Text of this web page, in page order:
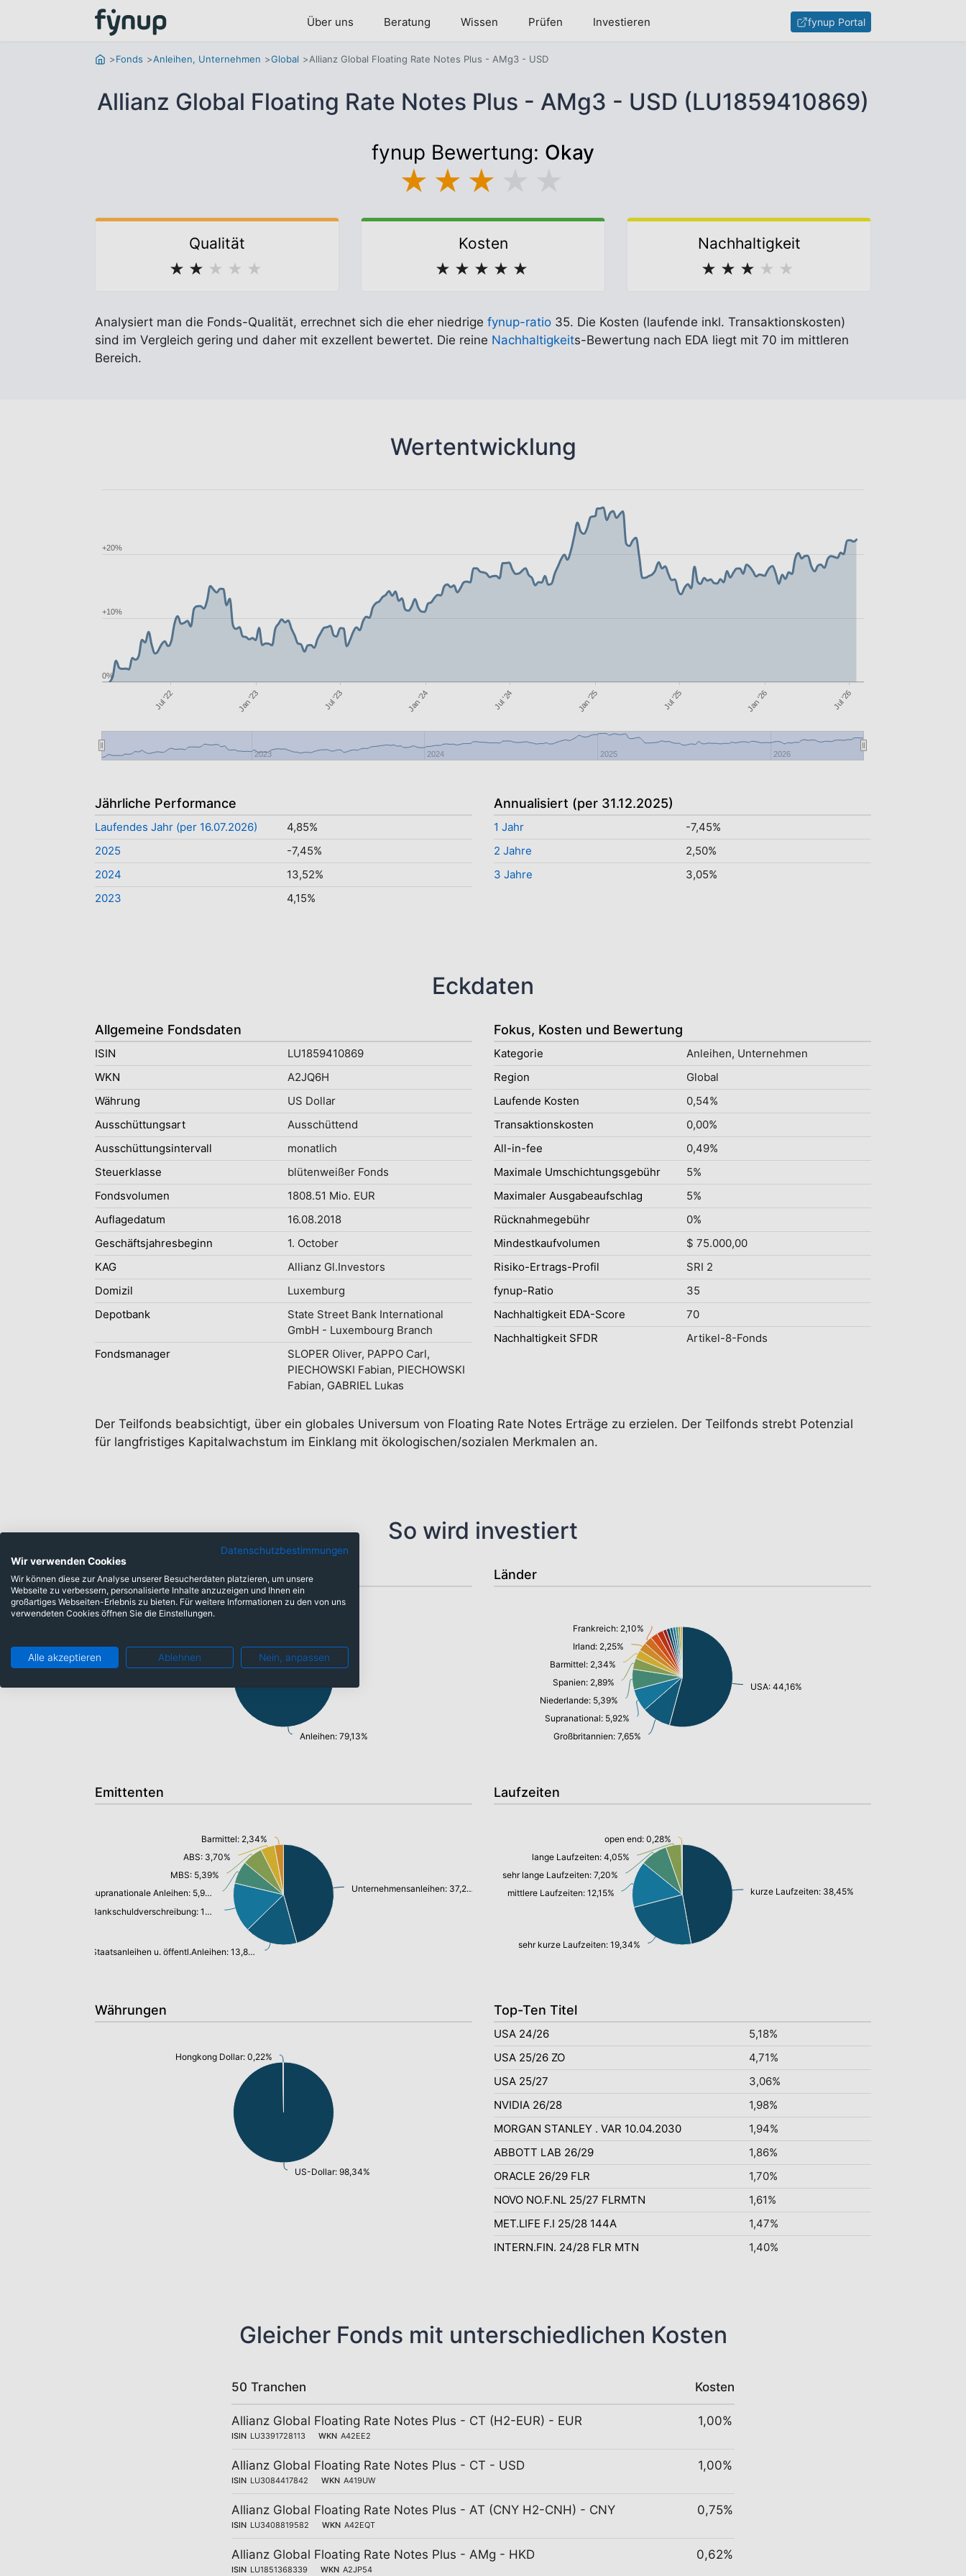
Über uns Beratung Wissen Prüfen Investieren fynup Portal
Fonds Anleihen, Unternehmen Global Allianz Global Floating Rate Notes Plus - AMg3 - USD
Allianz Global Floating Rate Notes Plus - AMg3 - USD (LU1859410869)
fynup Bewertung: Okay
★ ★ ★
Qualität
★ ★ ★ ★ ★
Kosten
★ ★ ★ ★ ★
Nachhaltigkeit
★ ★ ★ ★ ★
Analysiert man die Fonds-Qualität, errechnet sich die eher niedrige fynup-ratio 35. Die Kosten (laufende inkl. Transaktionskosten)
sind im Vergleich gering und daher mit exzellent bewertet. Die reine Nachhaltigkeits-Bewertung nach EDA liegt mit 70 im mittleren
Bereich.
Wertentwicklung
Jul '22 Jan '23 Jul '23 Jan '24 Jul '24 Jan '25 Jul '25 Jan '26 Jul '26
2023 2024 2025 2026
0%
+10%
+20%
Jährliche Performance
Laufendes Jahr (per 16.07.2026)
4,85%
2025
-7,45%
2024
13,52%
2023
4,15%
Annualisiert (per 31.12.2025)
1 Jahr
-7,45%
2 Jahre
2,50%
3 Jahre
3,05%
Eckdaten
Allgemeine Fondsdaten
ISIN
LU1859410869
WKN
A2JQ6H
Währung
US Dollar
Ausschüttungsart
Ausschüttend
Ausschüttungsintervall
monatlich
Steuerklasse
blütenweißer Fonds
Fondsvolumen
1808.51 Mio. EUR
Auflagedatum
16.08.2018
Geschäftsjahresbeginn
1. October
KAG
Allianz Gl.Investors
Domizil
Luxemburg
Depotbank
State Street Bank International
GmbH - Luxembourg Branch
Fondsmanager
SLOPER Oliver, PAPPO Carl,
PIECHOWSKI Fabian, PIECHOWSKI
Fabian, GABRIEL Lukas
Fokus, Kosten und Bewertung
Kategorie
Anleihen, Unternehmen
Region
Global
Laufende Kosten
0,54%
Transaktionskosten
0,00%
All-in-fee
0,49%
Maximale Umschichtungsgebühr
5%
Maximaler Ausgabeaufschlag
5%
Rücknahmegebühr
0%
Mindestkaufvolumen
$ 75.000,00
Risiko-Ertrags-Profil
SRI 2
fynup-Ratio
35
Nachhaltigkeit EDA-Score
70
Nachhaltigkeit SFDR
Artikel-8-Fonds
Der Teilfonds beabsichtigt, über ein globales Universum von Floating Rate Notes Erträge zu erzielen. Der Teilfonds strebt Potenzial
für langfristiges Kapitalwachstum im Einklang mit ökologischen/sozialen Merkmalen an.
So wird investiert
Anlageklassen
Anleihen: 79,13%
Barmittel: 2,34%
Länder
USA: 44,16%
Großbritannien: 7,65%
Supranational: 5,92%
Niederlande: 5,39%
Spanien: 2,89%
Barmittel: 2,34%
Irland: 2,25%
Frankreich: 2,10%
Emittenten
Unternehmensanleihen: 37,27%
Staatsanleihen u. öffentl.Anleihen: 13,81%
Bankschuldverschreibung: 13,04%
supranationale Anleihen: 5,92%
MBS: 5,39%
ABS: 3,70%
Barmittel: 2,34%
Laufzeiten
kurze Laufzeiten: 38,45%
sehr kurze Laufzeiten: 19,34%
mittlere Laufzeiten: 12,15%
sehr lange Laufzeiten: 7,20%
lange Laufzeiten: 4,05%
open end: 0,28%
Währungen
US-Dollar: 98,34%
Hongkong Dollar: 0,22%
Top-Ten Titel
USA 24/26
5,18%
USA 25/26 ZO
4,71%
USA 25/27
3,06%
NVIDIA 26/28
1,98%
MORGAN STANLEY . VAR 10.04.2030
1,94%
ABBOTT LAB 26/29
1,86%
ORACLE 26/29 FLR
1,70%
NOVO NO.F.NL 25/27 FLRMTN
1,61%
MET.LIFE F.I 25/28 144A
1,47%
INTERN.FIN. 24/28 FLR MTN
1,40%
Gleicher Fonds mit unterschiedlichen Kosten
50 Tranchen Kosten
Allianz Global Floating Rate Notes Plus - CT (H2-EUR) - EUR
ISIN LU3391728113 WKN A42EE2
1,00%
Allianz Global Floating Rate Notes Plus - CT - USD
ISIN LU3084417842 WKN A419UW
1,00%
Allianz Global Floating Rate Notes Plus - AT (CNY H2-CNH) - CNY
ISIN LU3408819582 WKN A42EQT
0,75%
Allianz Global Floating Rate Notes Plus - AMg - HKD
ISIN LU1851368339 WKN A2JP54
0,62%
Datenschutzbestimmungen
Wir verwenden Cookies
Wir können diese zur Analyse unserer Besucherdaten platzieren, um unsere
Webseite zu verbessern, personalisierte Inhalte anzuzeigen und Ihnen ein
großartiges Webseiten-Erlebnis zu bieten. Für weitere Informationen zu den von uns
verwendeten Cookies öffnen Sie die Einstellungen.
Alle akzeptieren Ablehnen Nein, anpassen